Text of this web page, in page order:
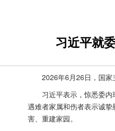
习近平就
2026年6月26日，国
习近平表示，惊悉委
遇难者家属和伤者表示诚
害、重建家园。